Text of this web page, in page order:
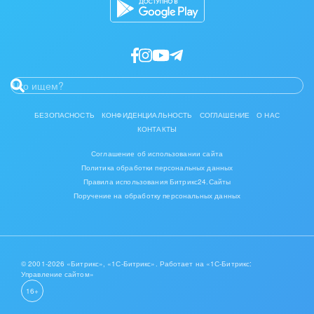
Консалтинговые и управленческие услуги
Культурные события, спорт, шоу-бизнес
Логистика
Медицина и фармацевтика
Металлургия
Мода, одежда, аксессуары, стиль
Нефть, газ
Оборудование, техника
БЕЗОПАСНОСТЬ КОНФИДЕНЦИАЛЬНОСТЬ СОГЛАШЕНИЕ
О НАС
КОНТАКТЫ
Соглашение об использовании сайта
Политика обработки персональных данных
Правила использования Битрикс24.Сайты
Поручение на обработку персональных данных
© 2001-2026 «Битрикс», «1С-Битрикс». Работает на «1С-Битрикс:
Управление сайтом»
16+